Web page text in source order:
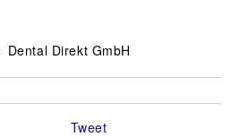
Dental Direkt GmbH
Tweet